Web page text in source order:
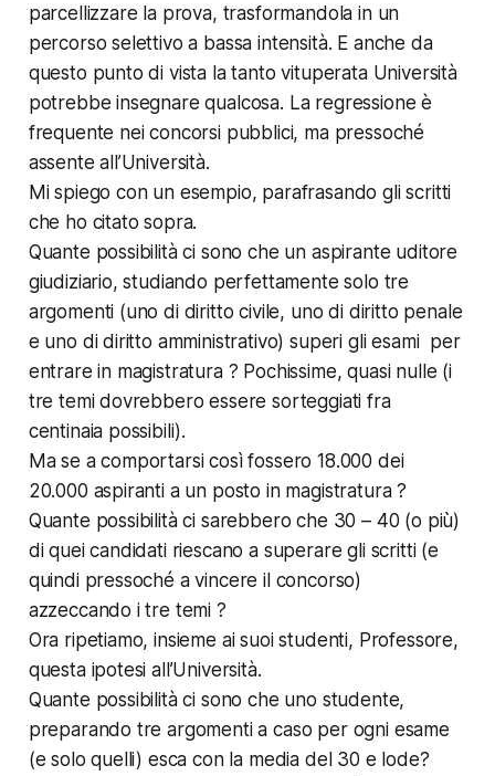
parcellizzare la prova, trasformandola in un
percorso selettivo a bassa intensità. E anche da
questo punto di vista la tanto vituperata Università
potrebbe insegnare qualcosa. La regressione è
frequente nei concorsi pubblici, ma pressoché
assente all’Università.
Mi spiego con un esempio, parafrasando gli scritti
che ho citato sopra.
Quante possibilità ci sono che un aspirante uditore
giudiziario, studiando perfettamente solo tre
argomenti (uno di diritto civile, uno di diritto penale
e uno di diritto amministrativo) superi gli esami per
entrare in magistratura ? Pochissime, quasi nulle (i
tre temi dovrebbero essere sorteggiati fra
centinaia possibili).
Ma se a comportarsi così fossero 18.000 dei
20.000 aspiranti a un posto in magistratura ?
Quante possibilità ci sarebbero che 30 – 40 (o più)
di quei candidati riescano a superare gli scritti (e
quindi pressoché a vincere il concorso)
azzeccando i tre temi ?
Ora ripetiamo, insieme ai suoi studenti, Professore,
questa ipotesi all’Università.
Quante possibilità ci sono che uno studente,
preparando tre argomenti a caso per ogni esame
(e solo quelli) esca con la media del 30 e lode?